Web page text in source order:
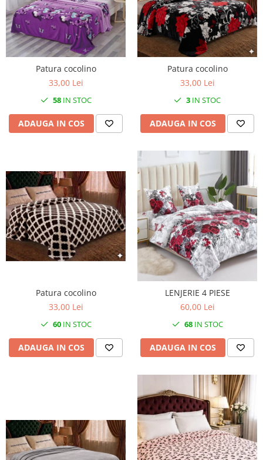
Patura cocolino
33,00 Lei
58IN STOC
ADAUGA IN COS
Patura cocolino
33,00 Lei
3 IN STOC
ADAUGA IN COS
Patura cocolino
33,00 Lei
60IN STOC
ADAUGA IN COS
LENJERIE 4 PIESE
60,00 Lei
68IN STOC
ADAUGA IN COS